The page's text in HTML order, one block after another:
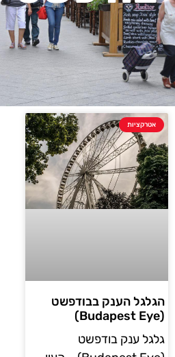
אטרקציות
הגלגל הענק בבודפשט
(Budapest Eye)
גלגל ענק בודפשט